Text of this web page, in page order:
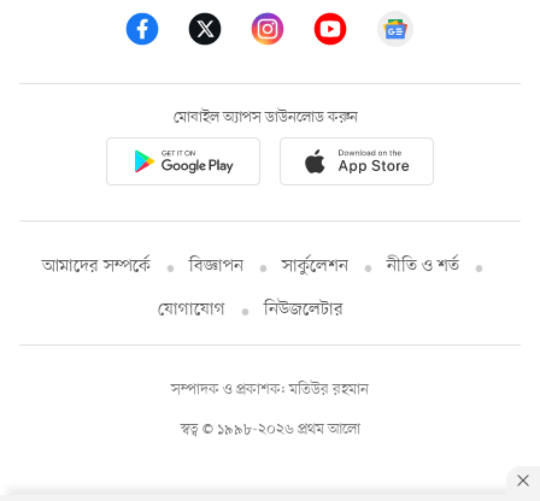
মোবাইল অ্যাপস ডাউনলোড করুন
আমাদের সম্পর্কে বিজ্ঞাপন সার্কুলেশন
নীতি ও শর্ত
যোগাযোগ
নিউজলেটার
স্বত্ব © ১৯৯৮-২০২৬ প্রথম আলো
সম্পাদক ও প্রকাশক: মতিউর রহমান